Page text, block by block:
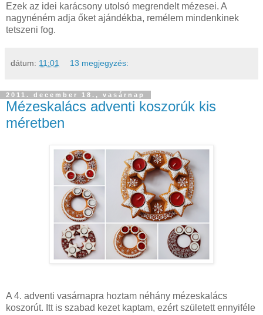
Ezek az idei karácsony utolsó megrendelt mézesei. A
nagynéném adja őket ajándékba, remélem mindenkinek
tetszeni fog.
dátum: 11:01 13 megjegyzés:
2011. december 18., vasárnap
Mézeskalács adventi koszorúk kis
méretben
A 4. adventi vasárnapra hoztam néhány mézeskalács
koszorút. Itt is szabad kezet kaptam, ezért született ennyiféle